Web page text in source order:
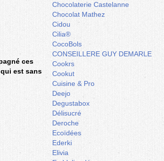
ces
est sans
Chocolaterie Castelanne
Chocolat Mathez
Cidou
Cilia®
CocoBols
CONSEILLERE GUY DEMARLE
Cookrs
Cookut
Cuisine & Pro
Deejo
Degustabox
Délisucré
Deroche
Ecoïdées
Ederki
Elivia